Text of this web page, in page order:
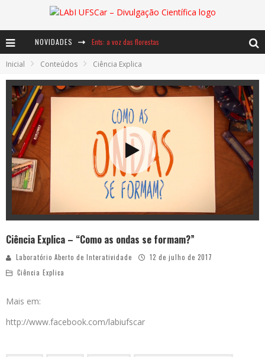
NOVIDADES Ents: a voz das florestas
Notáveis: Bertha Lutz
Baú de Histórias - A jamais imaginada aventura com os moinhos de vento
Inicial Conteúdos Ciência Explica
Ciência Explica – “Como as ondas se formam?”
Laboratório Aberto de Interatividade
12 de julho de 2017
Ciência Explica
Mais em:
http://www.facebook.com/labiufscar